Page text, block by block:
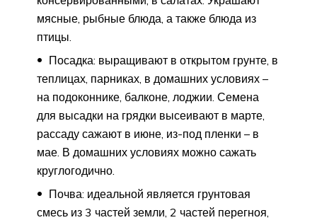
мясные, рыбные блюда, а также блюда из
птицы.
Посадка: выращивают в открытом грунте, в
теплицах, парниках, в домашних условиях –
на подоконнике, балконе, лоджии. Семена
для высадки на грядки высеивают в марте,
рассаду сажают в июне, из-под пленки – в
мае. В домашних условиях можно сажать
круглогодично.
Почва: идеальной является грунтовая
смесь из 3 частей земли, 2 частей перегноя,